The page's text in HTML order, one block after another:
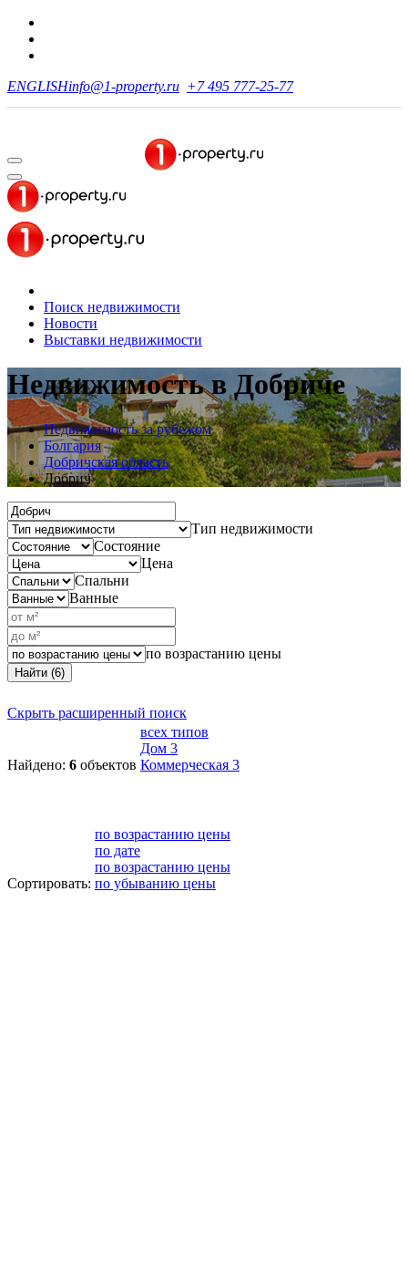
ENGLISHinfo@1-property.ru +7 495 777-25-77
Поиск недвижимости
Новости
Выставки недвижимости
Недвижимостьв Добриче
Недвижимость за рубежом
Болгария
Добричская область
Добрич
Тип недвижимости
Состояние
Цена
Спальни
Ванные
по возрастанию цены
Найти (6)
Скрыть расширенный поиск
Найдено: 6 объектов
всех типов
Дом 3
Коммерческая 3
Сортировать:
по возрастанию цены
по дате
по возрастанию цены
по убыванию цены